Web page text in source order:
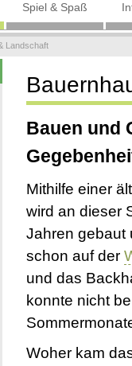
Spiel & Spaß
Landschaft
Bauen und
Mithilfe einer
wird an dieser
Jahren gebaut
schon auf der
und das
konnte nicht
Woher kam